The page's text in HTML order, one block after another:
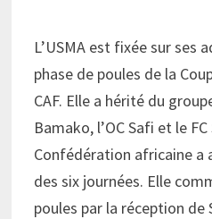
L’USMA est fixée sur ses
phase de poules de la
CAF. Elle a hérité du
Bamako, l’OC Safi et le
Confédération africaine a
des six journées. Elle
poules par la réception de